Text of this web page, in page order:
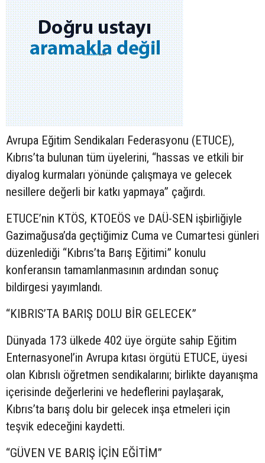
Avrupa Eğitim Sendikaları Federasyonu (ETUCE),
Kıbrıs’ta bulunan tüm üyelerini, “hassas ve etkili bir
diyalog kurmaları yönünde çalışmaya ve gelecek
nesillere değerli bir katkı yapmaya” çağırdı.
ETUCE’nin KTÖS, KTOEÖS ve DAÜ-SEN işbirliğiyle
Gazimağusa’da geçtiğimiz Cuma ve Cumartesi günleri
düzenlediği “Kıbrıs’ta Barış Eğitimi” konulu
konferansın tamamlanmasının ardından sonuç
bildirgesi yayımlandı.
“KIBRIS’TA BARIŞ DOLU BİR GELECEK”
Dünyada 173 ülkede 402 üye örgüte sahip Eğitim
Enternasyonel’in Avrupa kıtası örgütü ETUCE, üyesi
olan Kıbrıslı öğretmen sendikalarını; birlikte dayanışma
içerisinde değerlerini ve hedeflerini paylaşarak,
Kıbrıs’ta barış dolu bir gelecek inşa etmeleri için
teşvik edeceğini kaydetti.
“GÜVEN VE BARIŞ İÇİN EĞİTİM”